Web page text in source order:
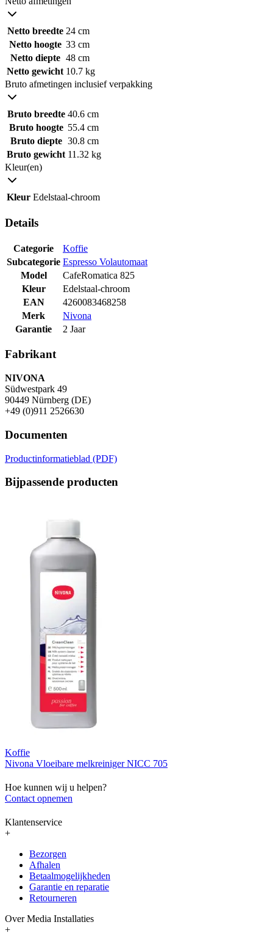
Netto breedte 24 cm
Netto hoogte 33 cm
Netto diepte 48 cm
Netto gewicht 10.7 kg
Bruto afmetingen inclusief verpakking
Bruto breedte 40.6 cm
Bruto hoogte 55.4 cm
Bruto diepte 30.8 cm
Bruto gewicht 11.32 kg
Kleur(en)
Kleur Edelstaal-chroom
Details
Categorie
Koffie
Subcategorie Espresso Volautomaat
Model
CafeRomatica 825
Kleur
Edelstaal-chroom
EAN
4260083468258
Merk
Nivona
Garantie
2 Jaar
Fabrikant
NIVONA
Südwestpark 49
90449 Nürnberg (DE)
+49 (0)911 2526630
Documenten
Productinformatieblad (PDF)
Bijpassende producten
Koffie
Nivona Vloeibare melkreiniger NICC 705
Hoe kunnen wij u helpen?
Contact opnemen
Klantenservice
+
Bezorgen
Afhalen
Betaalmogelijkheden
Garantie en reparatie
Retourneren
Over Media Installaties
+